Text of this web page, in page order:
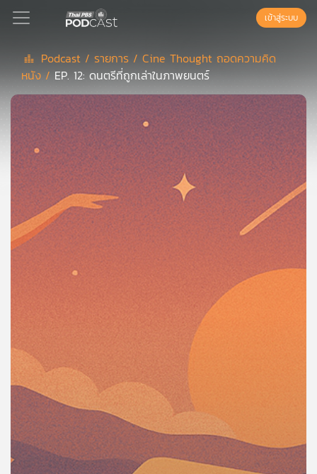
Podcast
เพล
ย์
ลิ
สต์
แนะนำ
เพล
เพลง
บทความ
เข้าสู่ระบบ
Podcast / รายการ /Cine Thought ถอดความคิด
หนัง / EP. 12: ดนตรีที่ถูกเล่าในภาพยนตร์